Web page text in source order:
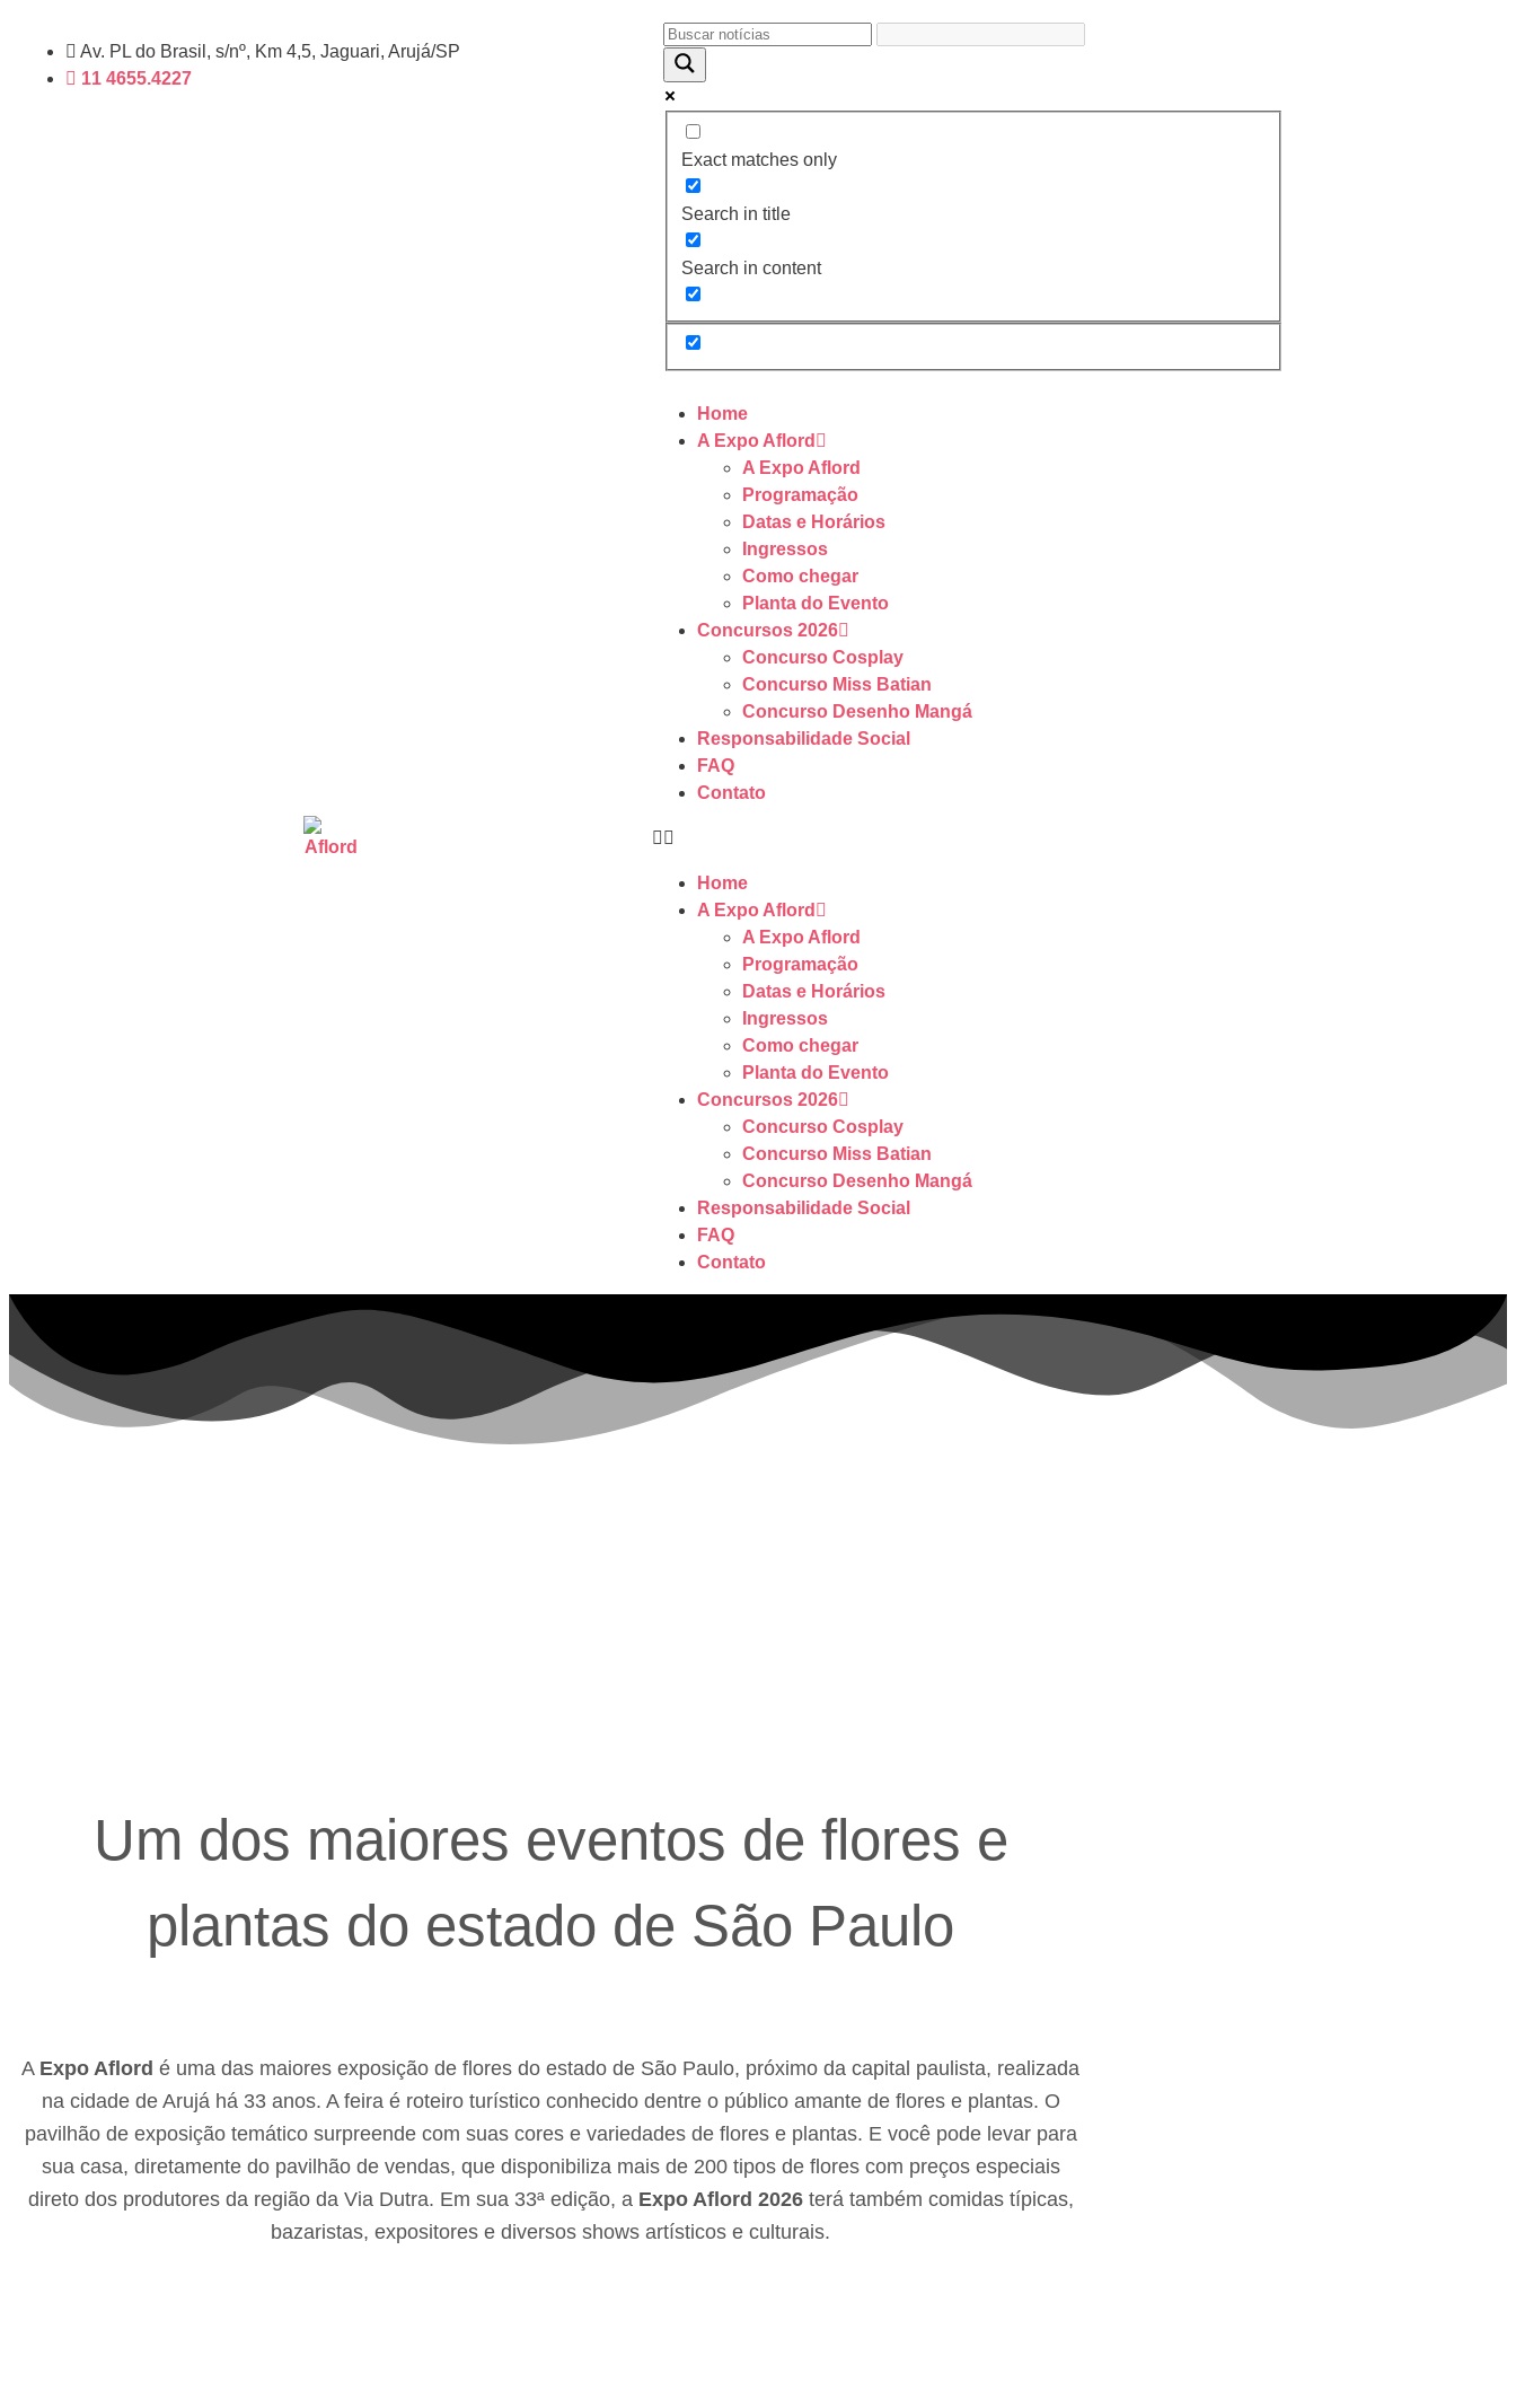
Av. PL do Brasil, s/nº, Km 4,5, Jaguari, Arujá/SP
11 4655.4227
Exact matches only
Search in title
Search in content
Home
A Expo Aflord
A Expo Aflord
Programação
Datas e Horários
Ingressos
Como chegar
Planta do Evento
Concursos 2026
Concurso Cosplay
Concurso Miss Batian
Concurso Desenho Mangá
Responsabilidade Social
FAQ
Contato
Home
A Expo Aflord
A Expo Aflord
Programação
Datas e Horários
Ingressos
Como chegar
Planta do Evento
Concursos 2026
Concurso Cosplay
Concurso Miss Batian
Concurso Desenho Mangá
Responsabilidade Social
FAQ
Contato
Um dos maiores eventos de flores e
plantas do estado de São Paulo
A Expo Aflord é uma das maiores exposição de flores do estado de São Paulo, próximo da capital paulista, realizada
na cidade de Arujá há 33 anos. A feira é roteiro turístico conhecido dentre o público amante de flores e plantas. O
pavilhão de exposição temático surpreende com suas cores e variedades de flores e plantas. E você pode levar para
sua casa, diretamente do pavilhão de vendas, que disponibiliza mais de 200 tipos de flores com preços especiais
direto dos produtores da região da Via Dutra. Em sua 33ª edição, a Expo Aflord 2026terá também comidas típicas,
bazaristas, expositores e diversos shows artísticos e culturais.